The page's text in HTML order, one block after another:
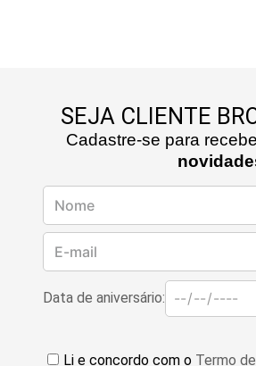
SEJA CLIENTE
Cadastre-se para
Data de aniversário:
Li e concordo com o Termo